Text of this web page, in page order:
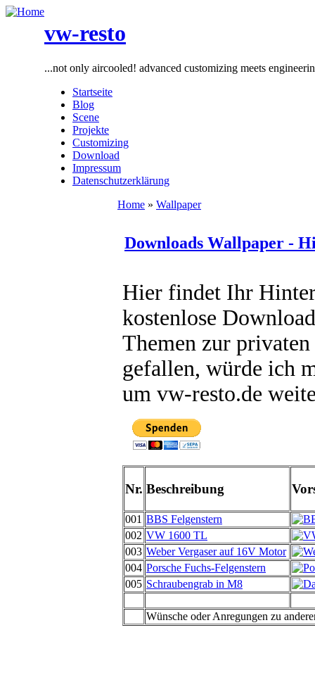
vw-resto
...not only aircooled! advanced customizing meets
Startseite
Blog
Scene
Projekte
Customizing
Download
Impressum
Datenschutzerklärung
Home » Wallpaper
Downloads Wallpaper -
Hier findet Ihr
kostenlose
Themen zur
gefallen, würde ich
um vw-resto.de
Nr. Beschreibung
001 BBS Felgenstern
002 VW 1600 TL
003 Weber Vergaser auf 16V Motor
004 Porsche Fuchs-Felgenstern
005 Schraubengrab in M8
Wünsche oder Anregungen zu